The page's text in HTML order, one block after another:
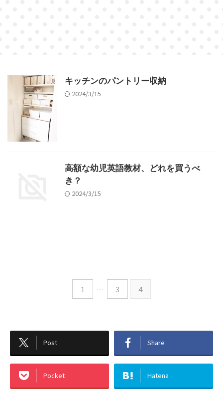
キッチンのパントリー収納
2024/3/15
高額な幼児英語教材、どれを買うべ
き？
2024/3/15
1 … 3 4
Post Share
Pocket Hatena